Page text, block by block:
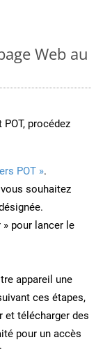
Web au
procédez
POT ».
vous souhaitez
pour lancer le
appareil une
ces étapes,
et télécharger des
pour un accès